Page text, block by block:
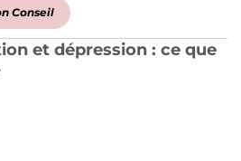
Conseil
et dépression : ce que